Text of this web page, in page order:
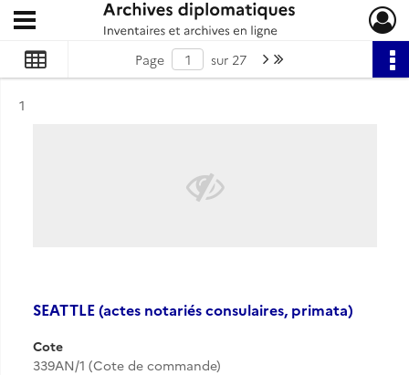
Archives diplomatiques
Ouvrir le menu déroulant
Page sur 27 Page suivante : 1/27
Résultat n°
1
SEATTLE (actes notariés consulaires, primata)
Cote
339AN/1 (Cote de commande)